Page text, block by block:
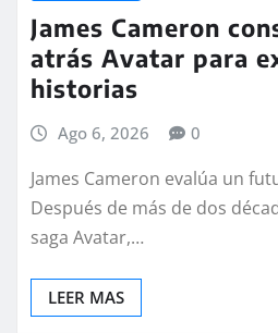
James Cameron
atrás Avatar para
historias
Ago 6, 2026 0
James Cameron evalúa un
Después de más de dos
saga Avatar,…
LEER MAS